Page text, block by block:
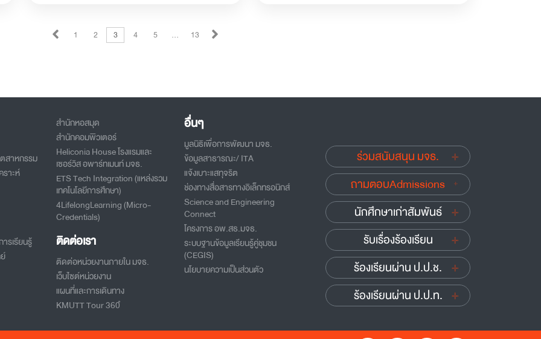
1 2 3 4 5 … 13
สาหกรรม
าะห์
รเรียนรู้
สำนักหอสมุด
สำนักคอมพิวเตอร์
Heliconia House โรงแรมและ
เซอร์วิส อพาร์ทเมนท์ มจธ.
ETS Tech Integration (แหล่งรวม
เทคโนโลยีการศึกษา)
4LifelongLearning (Micro-
Credentials)
ติดต่อเรา
ติดต่อหน่วยงานภายใน มจธ.
เว็บไซต์หน่วยงาน
แผนที่และการเดินทาง
KMUTT Tour 360ํ
อื่นๆ
มูลนิธิเพื่อการพัฒนา มจธ.
ข้อมูลสาธารณะ/ ITA
แจ้งเบาะแสทุจริต
ช่องทางสื่อสารทางอิเล็กทรอนิกส์
Science and Engineering
Connect
โครงการ อพ.สธ.มจธ.
ระบบฐานข้อมูลเรียนรู้คู่ชุมชน
(CEGIS)
นโยบายความเป็นส่วนตัว
ร่วมสนับสนุน มจธ.
ถามตอบAdmissions
นักศึกษาเก่าสัมพันธ์
รับเรื่องร้องเรียน
ร้องเรียนผ่าน ป.ป.ช.
ร้องเรียนผ่าน ป.ป.ท.